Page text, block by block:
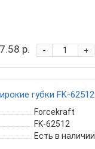
р. +
-
губки FK-62512
Forcekraft
FK-62512
Есть в наличии